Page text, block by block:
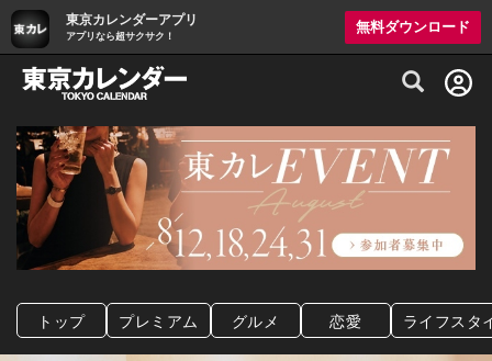
東京カレンダーアプリ
アプリなら超サクサク！
無料ダウンロード
グルメ情報・プレミアムレストラン予約
トップ プレミアム グルメ 恋愛 ライフスタ